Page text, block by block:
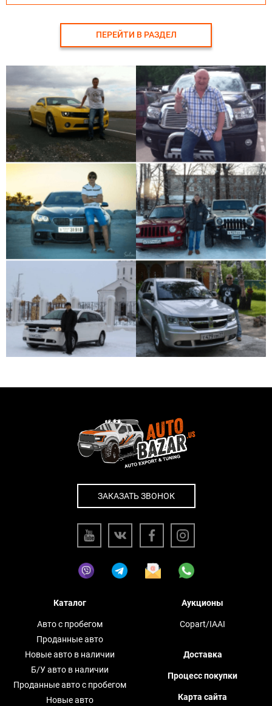
ПЕРЕЙТИ В РАЗДЕЛ
ЗАКАЗАТЬ ЗВОНОК
Каталог
Авто с пробегом
Проданные авто
Новые авто в наличии
Б/У авто в наличии
Проданные авто с пробегом
Новые авто
Аукционы
Copart/IAAI
Доставка
Процесс покупки
Карта сайта